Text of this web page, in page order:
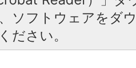
ソフトウェアをダ
ださい。